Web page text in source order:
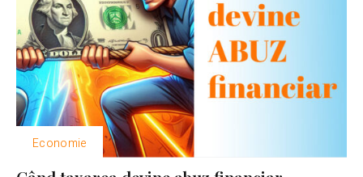
Economie